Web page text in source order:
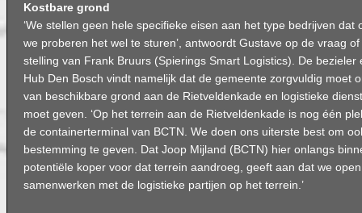
Kostbare grond
‘We stellen geen hele specifieke eisen aan het type bedrijven dat
we proberen het wel te sturen’, antwoordt Gustave op de vraag
stelling van Frank Bruurs (Spierings Smart Logistics). De bezieler
Hub Den Bosch vindt namelijk dat de gemeente zorgvuldig moet
van beschikbare grond aan de Rietveldenkade en logistieke
moet geven. ‘Op het terrein aan de Rietveldenkade is nog één
de containerterminal van BCTN. We doen ons uiterste best om
bestemming te geven. Dat Joop Mijland (BCTN) hier onlangs
potentiële koper voor dat terrein aandroeg, geeft aan dat we
samenwerken met de logistieke partijen op het terrein.’